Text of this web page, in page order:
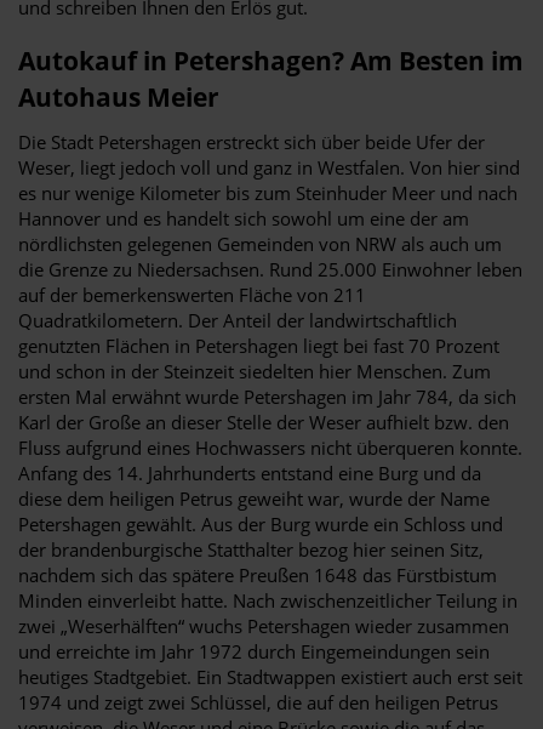
und schreiben Ihnen den Erlös gut.
Autokauf in Petershagen? Am Besten im
Autohaus Meier
Die Stadt Petershagen erstreckt sich über beide Ufer der
Weser, liegt jedoch voll und ganz in Westfalen. Von hier sind
es nur wenige Kilometer bis zum Steinhuder Meer und nach
Hannover und es handelt sich sowohl um eine der am
nördlichsten gelegenen Gemeinden von NRW als auch um
die Grenze zu Niedersachsen. Rund 25.000 Einwohner leben
auf der bemerkenswerten Fläche von 211
Quadratkilometern. Der Anteil der landwirtschaftlich
genutzten Flächen in Petershagen liegt bei fast 70 Prozent
und schon in der Steinzeit siedelten hier Menschen. Zum
ersten Mal erwähnt wurde Petershagen im Jahr 784, da sich
Karl der Große an dieser Stelle der Weser aufhielt bzw. den
Fluss aufgrund eines Hochwassers nicht überqueren konnte.
Anfang des 14. Jahrhunderts entstand eine Burg und da
diese dem heiligen Petrus geweiht war, wurde der Name
Petershagen gewählt. Aus der Burg wurde ein Schloss und
der brandenburgische Statthalter bezog hier seinen Sitz,
nachdem sich das spätere Preußen 1648 das Fürstbistum
Minden einverleibt hatte. Nach zwischenzeitlicher Teilung in
zwei „Weserhälften“ wuchs Petershagen wieder zusammen
und erreichte im Jahr 1972 durch Eingemeindungen sein
heutiges Stadtgebiet. Ein Stadtwappen existiert auch erst seit
1974 und zeigt zwei Schlüssel, die auf den heiligen Petrus